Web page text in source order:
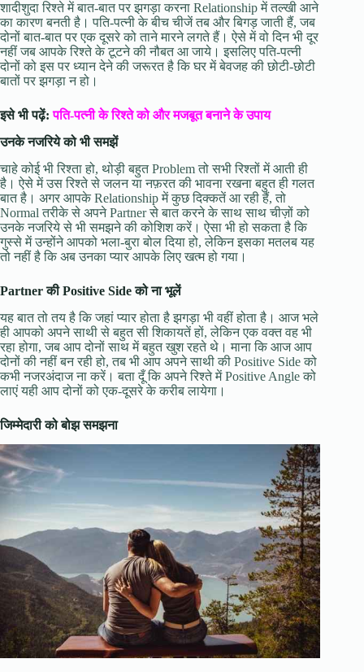
शादीशुदा रिश्ते में बात-बात पर झगड़ा करना Relationship में तल्खी आने
का कारण बनती है। पति-पत्नी के बीच चीजें तब और बिगड़ जाती हैं, जब
दोनों बात-बात पर एक दूसरे को ताने मारने लगते हैं। ऐसे में वो दिन भी दूर
नहीं जब आपके रिश्ते के टूटने की नौबत आ जाये। इसलिए पति-पत्नी
दोनों को इस पर ध्यान देने की जरूरत है कि घर में बेवजह की छोटी-छोटी
बातों पर झगड़ा न हो।
इसे भी पढ़ें:पति-पत्नी के रिश्ते को और मजबूत बनाने के उपाय
उनके नजरिये को भी समझें
चाहे कोई भी रिश्ता हो, थोड़ी बहुत Problem तो सभी रिश्तों में आती ही
है। ऐसे में उस रिश्ते से जलन या नफ़रत की भावना रखना बहुत ही गलत
बात है। अगर आपके Relationship में कुछ दिक्कतें आ रही हैं, तो
Normal तरीके से अपने Partner से बात करने के साथ साथ चीज़ों को
उनके नजरिये से भी समझने की कोशिश करें। ऐसा भी हो सकता है कि
गुस्से में उन्होंने आपको भला-बुरा बोल दिया हो, लेकिन इसका मतलब यह
तो नहीं है कि अब उनका प्यार आपके लिए खत्म हो गया।
Partner की Positive Side को ना भूलें
यह बात तो तय है कि जहां प्यार होता है झगड़ा भी वहीं होता है। आज भले
ही आपको अपने साथी से बहुत सी शिकायतें हों, लेकिन एक वक्त वह भी
रहा होगा, जब आप दोनों साथ में बहुत खुश रहते थे। माना कि आज आप
दोनों की नहीं बन रही हो, तब भी आप अपने साथी की Positive Side को
कभी नजरअंदाज ना करें। बता दूँ कि अपने रिश्ते में Positive Angle को
लाएं यही आप दोनों को एक-दूसरे के करीब लायेगा।
जिम्मेदारी को बोझ समझना